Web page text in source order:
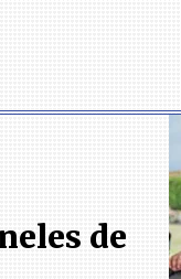
de